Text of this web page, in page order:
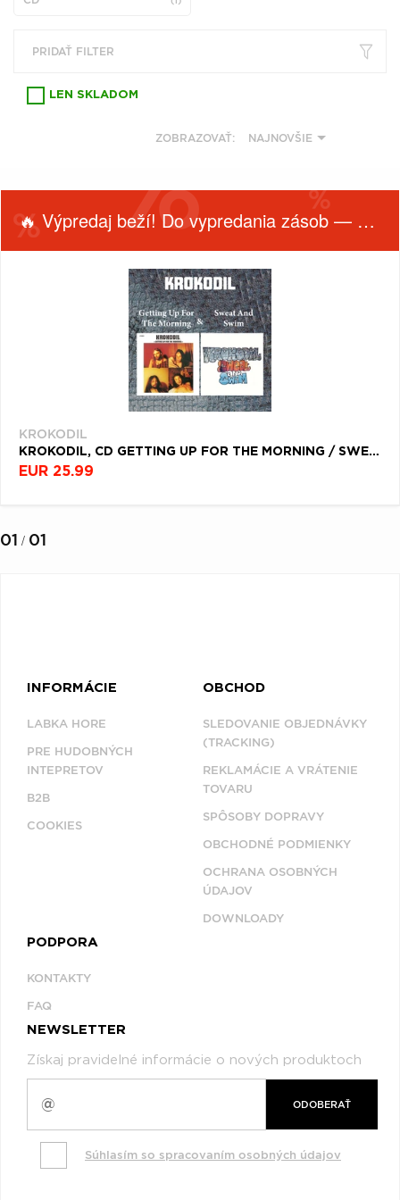
PRIDAŤ FILTER
LEN SKLADOM
ZOBRAZOVAŤ: NAJNOVŠIE
NAŽEHLOVAČKA
(1544)
DVD (720)
PODĽA TAGU
PODĽA ABECEDY
" # $ * .
1 2 3 4 5
8 9 A
D E F
I K
N O P
S T U
V W X Y Z
🔥 Výpredaj beží! Do vypredania zásob — nepremeškaj!
KROKODIL
KROKODIL, CD GETTING UP FOR THE MORNING / SWEAT AND SWIM
EUR 25.99
01 / 01
INFORMÁCIE
LABKA HORE
PRE HUDOBNÝCH
INTEPRETOV
B2B
COOKIES
OBCHOD
SLEDOVANIE OBJEDNÁVKY
(TRACKING)
REKLAMÁCIE A VRÁTENIE
TOVARU
SPÔSOBY DOPRAVY
OBCHODNÉ PODMIENKY
OCHRANA OSOBNÝCH
ÚDAJOV
DOWNLOADY
PODPORA
KONTAKTY
FAQ
NEWSLETTER
Získaj pravidelné informácie o nových produktoch
ODOBERAŤ
Súhlasím so spracovaním osobných údajov